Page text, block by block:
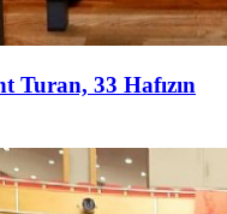
Turan, 33 Hafızın